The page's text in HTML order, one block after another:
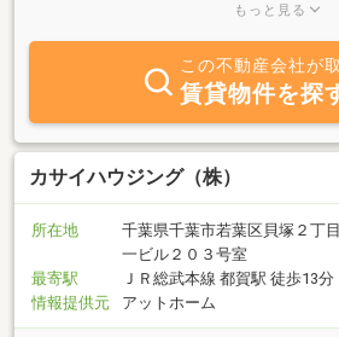
を結び、沿線には東京情報大学・植草短期
ってお客様にご紹介しております。千葉を
な地元出身のスタッフがみなさまのご来店
ます。お問い合わせは、メール・電話・Ｆ
もっと見る
この不動産会社が
賃貸物件を探
カサイハウジング（株）
所在地
千葉県千葉市若葉区貝塚２丁
一ビル２０３号室
最寄駅
ＪＲ総武本線 都賀駅 徒歩13分
情報提供元
アットホーム